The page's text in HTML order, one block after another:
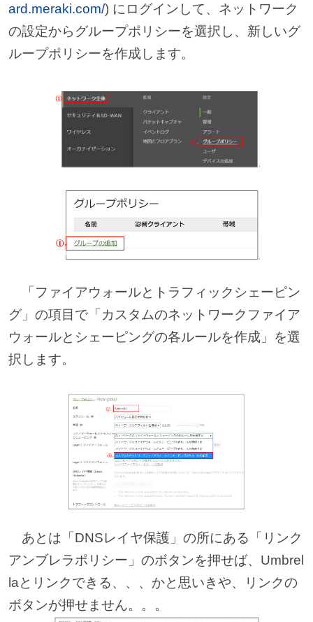
ard.meraki.com/) にログインして、ネットワーク
の設定からグループポリシーを選択し、新しいグ
ループポリシーを作成します。
「ファイアウォールとトラフィックシェーピン
グ」の項目で「カスタムのネットワークファイア
ウォールとシェーピングの各ルールを作成」を選
択します。
あとは「DNSレイヤ保護」の所にある「リンク
アンブレラポリシー」のボタンを押せば、Umbrel
laとリンクできる、、、かと思いきや、リンクの
ボタンが押せません。。。